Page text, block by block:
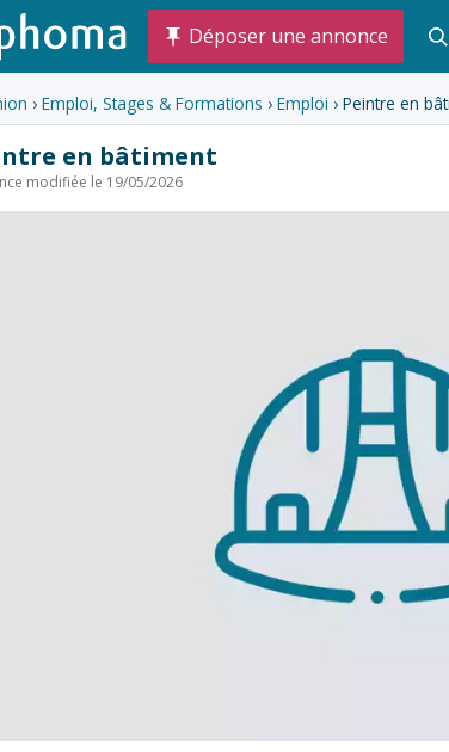
Déposer une annonce
› Emploi, Stages & Formations › Emploi › Peintre en
en bâtiment
modifiée le 19/05/2026